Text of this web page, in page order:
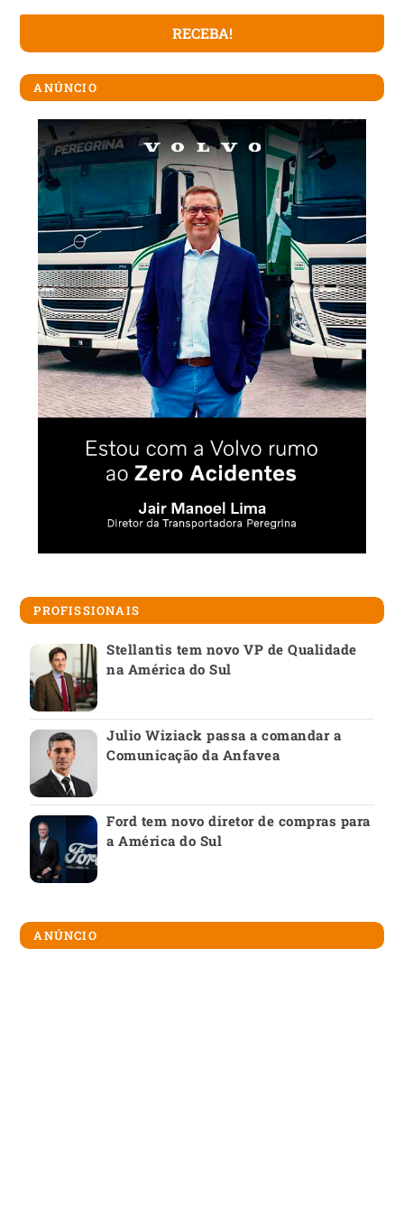
ANÚNCIO
PROFISSIONAIS
Stellantis tem novo VP de Qualidade
na América do Sul
Julio Wiziack passa a comandar a
Comunicação da Anfavea
Ford tem novo diretor de compras para
a América do Sul
ANÚNCIO